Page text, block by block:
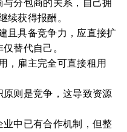
分包商的关系，自己拥
续获得报酬。
且具备竞争力，应直接扩
替代自己。
，雇主完全可直接租用
则是竞争，这导致资源
中已有合作机制，但整